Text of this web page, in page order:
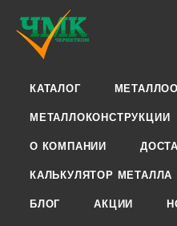
КАТАЛОГ
МЕТАЛЛОКОНСТРУКЦИИ
О КОМПАНИИ
КАЛЬКУЛЯТОР МЕТАЛЛА
БЛОГ АКЦИИ